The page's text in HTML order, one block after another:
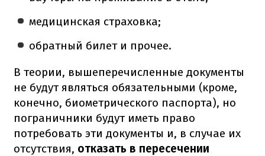
медицинская страховка;
обратный билет и прочее.
В теории, вышеперечисленные документы
не будут являться обязательными (кроме,
конечно, биометрического паспорта), но
пограничники будут иметь право
потребовать эти документы и, в случае их
отсутствия, отказать в пересечении